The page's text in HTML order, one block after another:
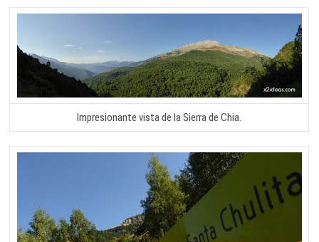
Impresionante vista de la Sierra de Chia.